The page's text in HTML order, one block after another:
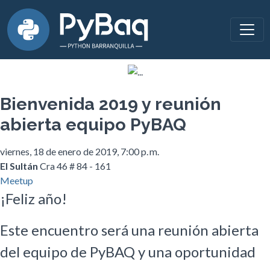
Bienvenida 2019 y reunión
abierta equipo PyBAQ
viernes, 18 de enero de 2019, 7:00 p. m.
El Sultán Cra 46 # 84 - 161
Meetup
¡Feliz año!
Este encuentro será una reunión abierta
del equipo de PyBAQ y una oportunidad